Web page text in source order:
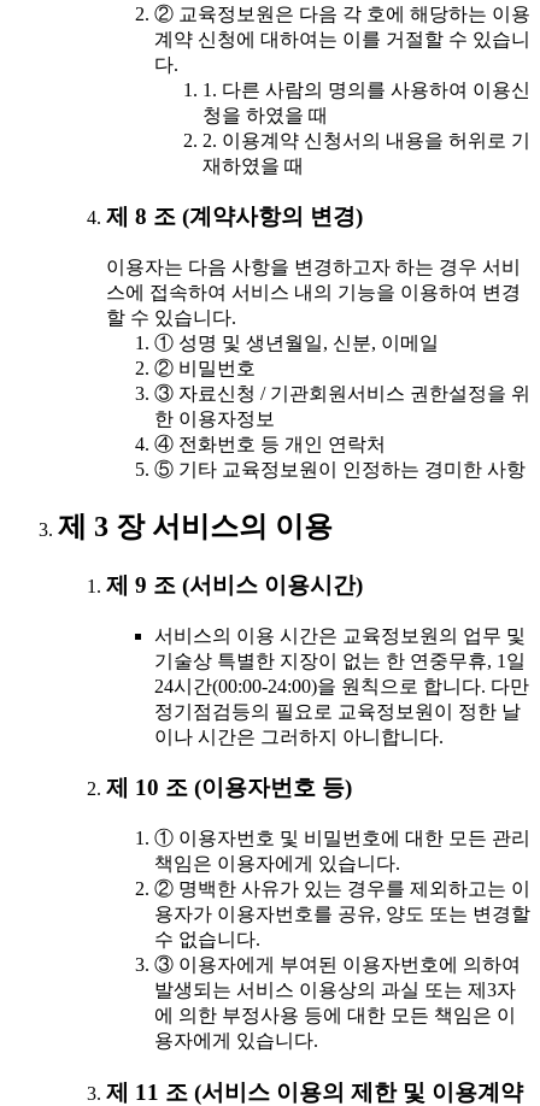
② 교육정보원은 다음 각 호에 해당하는 이용
계약 신청에 대하여는 이를 거절할 수 있습니
다.
1. 다른 사람의 명의를 사용하여 이용신
청을 하였을 때
2. 이용계약 신청서의 내용을 허위로 기
재하였을 때
제 8 조 (계약사항의 변경)
이용자는 다음 사항을 변경하고자 하는 경우 서비
스에 접속하여 서비스 내의 기능을 이용하여 변경
할 수 있습니다.
① 성명 및 생년월일, 신분, 이메일
② 비밀번호
③ 자료신청 / 기관회원서비스 권한설정을 위
한 이용자정보
④ 전화번호 등 개인 연락처
⑤ 기타 교육정보원이 인정하는 경미한 사항
제 3 장 서비스의 이용
제 9 조 (서비스 이용시간)
서비스의 이용 시간은 교육정보원의 업무 및
기술상 특별한 지장이 없는 한 연중무휴, 1일
24시간(00:00-24:00)을 원칙으로 합니다. 다만
정기점검등의 필요로 교육정보원이 정한 날
이나 시간은 그러하지 아니합니다.
제 10 조 (이용자번호 등)
① 이용자번호 및 비밀번호에 대한 모든 관리
책임은 이용자에게 있습니다.
② 명백한 사유가 있는 경우를 제외하고는 이
용자가 이용자번호를 공유, 양도 또는 변경할
수 없습니다.
③ 이용자에게 부여된 이용자번호에 의하여
발생되는 서비스 이용상의 과실 또는 제3자
에 의한 부정사용 등에 대한 모든 책임은 이
용자에게 있습니다.
제 11 조 (서비스 이용의 제한 및 이용계약